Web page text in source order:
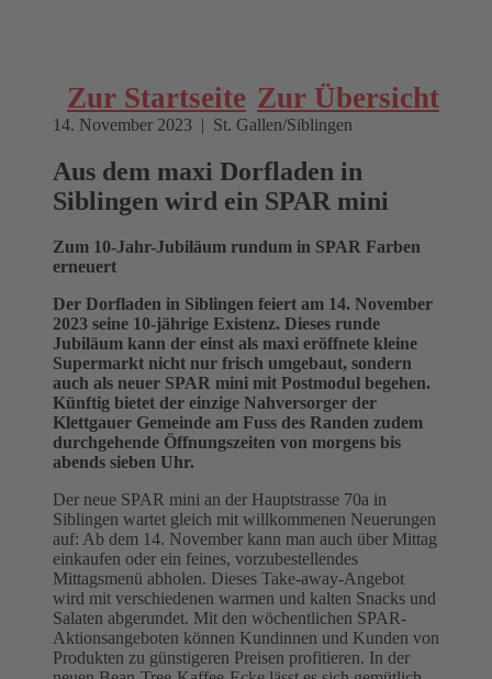
Zur Übersicht
Zur Startseite
14. November 2023 | St. Gallen/Siblingen
Aus dem maxi Dorfladen in
Siblingen wird ein SPAR mini
Zum 10-Jahr-Jubiläum rundum in SPAR Farben
erneuert
Der Dorfladen in Siblingen feiert am 14. November
2023 seine 10-jährige Existenz. Dieses runde
Jubiläum kann der einst als maxi eröffnete kleine
Supermarkt nicht nur frisch umgebaut, sondern
auch als neuer SPAR mini mit Postmodul begehen.
Künftig bietet der einzige Nahversorger der
Klettgauer Gemeinde am Fuss des Randen zudem
durchgehende Öffnungszeiten von morgens bis
abends sieben Uhr.
Der neue SPAR mini an der Hauptstrasse 70a in
Siblingen wartet gleich mit willkommenen Neuerungen
auf: Ab dem 14. November kann man auch über Mittag
einkaufen oder ein feines, vorzubestellendes
Mittagsmenü abholen. Dieses Take-away-Angebot
wird mit verschiedenen warmen und kalten Snacks und
Salaten abgerundet. Mit den wöchentlichen SPAR-
Aktionsangeboten können Kundinnen und Kunden von
Produkten zu günstigeren Preisen profitieren. In der